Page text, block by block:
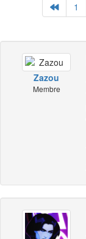
1
Zazou
Membre